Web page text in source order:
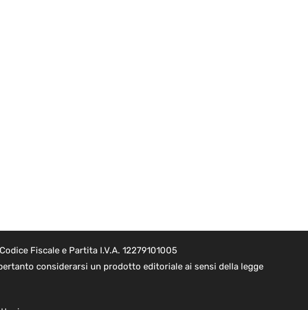
Fiscale e Partita I.V.A. 12279101005
considerarsi un prodotto editoriale ai sensi della legge